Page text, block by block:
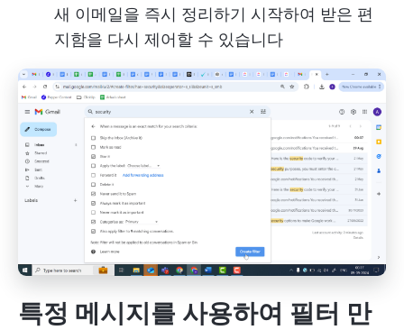
새 이메일을 즉시 정리하기 시작하여 받은 편
지함을 다시 제어할 수 있습니다
특정 메시지를 사용하여 필터 만